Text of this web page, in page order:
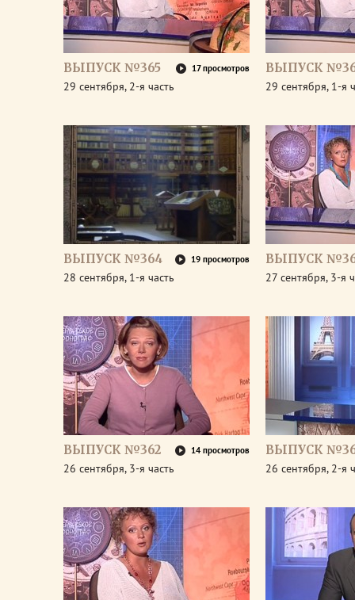
ВЫПУСК №365 17 просмотров
29 сентября, 2-я часть
ВЫПУСК
29 сентября, 1-я
ВЫПУСК №364 19 просмотров
28 сентября, 1-я часть
ВЫПУСК
27 сентября, 3-я
ВЫПУСК №362 14 просмотров
26 сентября, 3-я часть
ВЫПУСК
26 сентября, 2-я